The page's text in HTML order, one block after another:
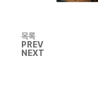
목록
PREV
NEXT